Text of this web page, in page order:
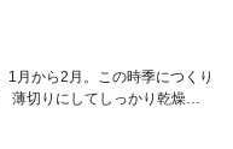
1月から2月。この時季につくり
薄切りにしてしっかり乾燥さ